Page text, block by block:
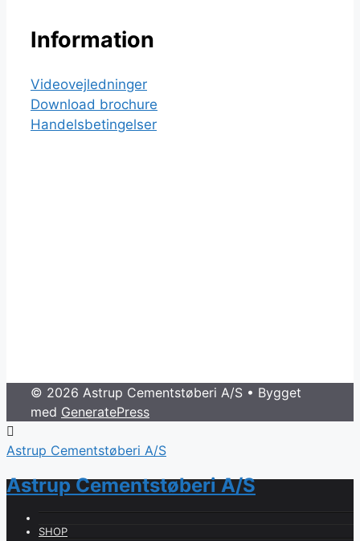
Information
Videovejledninger
Download brochure
Handelsbetingelser
© 2026 Astrup Cementstøberi A/S • Bygget
med GeneratePress
Astrup Cementstøberi A/S
Astrup Cementstøberi A/S
SHOP